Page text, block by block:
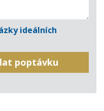
ideálních